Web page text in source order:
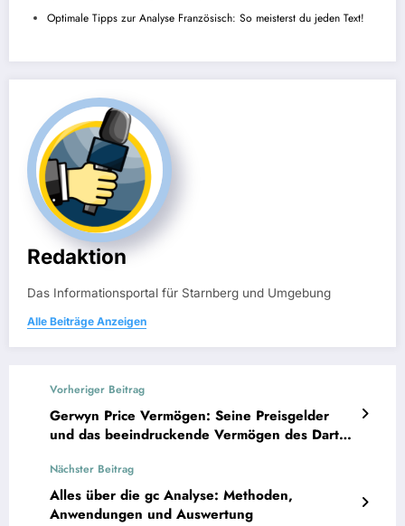
Optimale Tipps zur Analyse Französisch: So meisterst du jeden Text!
Redaktion
Das Informationsportal für Starnberg und Umgebung
Alle Beiträge Anzeigen
Vorheriger Beitrag
Gerwyn Price Vermögen: Seine Preisgelder
und das beeindruckende Vermögen des Darts-
Nächster Beitrag
Alles über die gc Analyse: Methoden,
Anwendungen und Auswertung